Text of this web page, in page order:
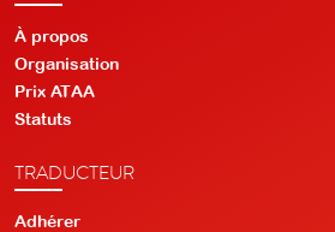
À propos
Organisation
Prix ATAA
Statuts
TRADUCTEUR
Adhérer